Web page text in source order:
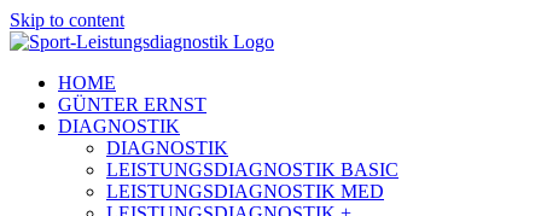
Skip to content
HOME
GÜNTER ERNST
DIAGNOSTIK
DIAGNOSTIK
LEISTUNGSDIAGNOSTIK BASIC
LEISTUNGSDIAGNOSTIK MED